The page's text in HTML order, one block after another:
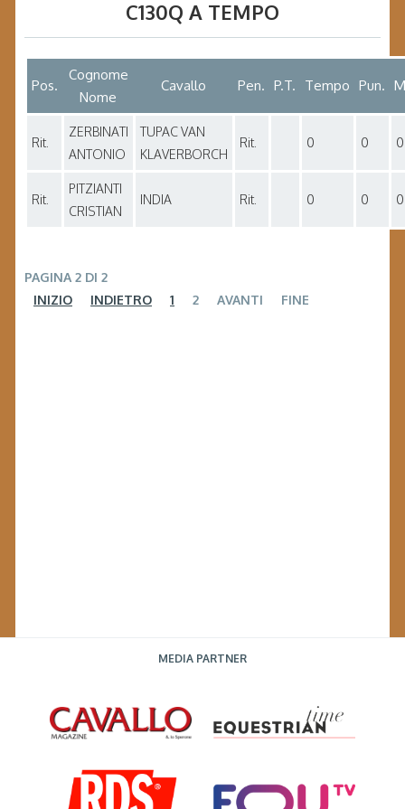
C130Q A TEMPO
Pos.
Cognome
Nome
Cavallo Pen. P.T. Tempo Pun.
Rit.
ZERBINATI
ANTONIO
TUPAC VAN
KLAVERBORCH
Rit. 0 0 0
Rit.
PITZIANTI
CRISTIAN
INDIA Rit. 0 0 0
PAGINA 2 DI 2
INIZIO
INDIETRO 1 2 AVANTI FINE
MEDIA PARTNER